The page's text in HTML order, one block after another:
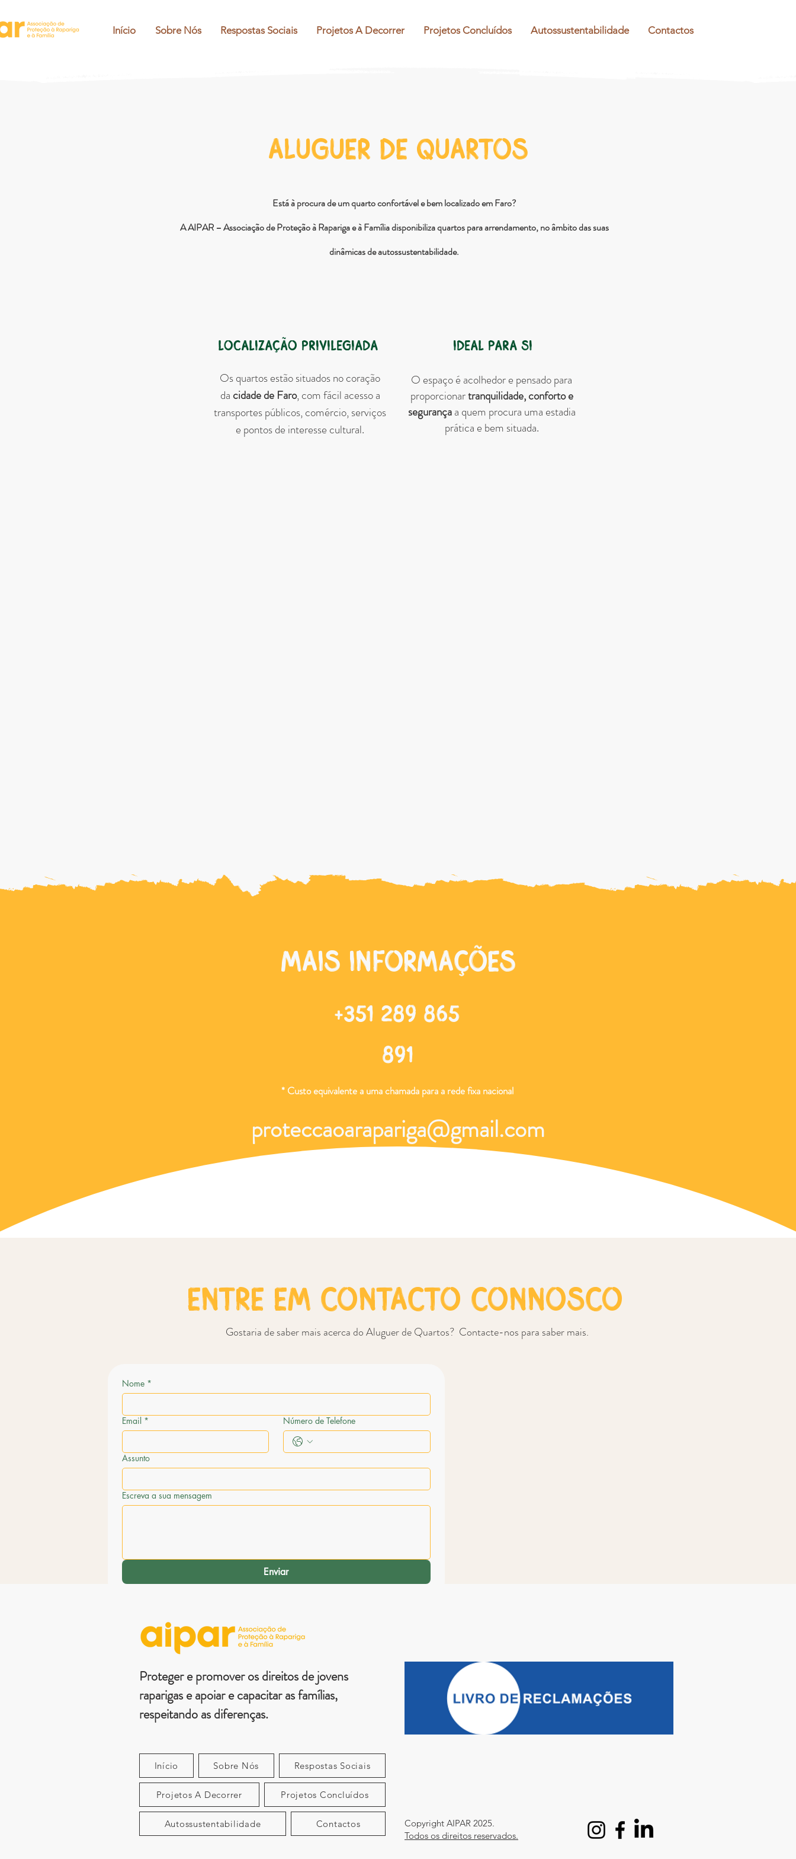
Início Sobre Nós Respostas Sociais Projetos A Decorrer Projetos Concluídos Autossustentabilidade Contactos
ALUGUER DE QUARTOS
Está à procura de um quarto confortável e bem localizado em Faro?
A AIPAR – Associação de Proteção à Rapariga e à Família disponibiliza quartos para arrendamento, no âmbito das suas
dinâmicas de autossustentabilidade.
Localização privilegiada
Os quartos estão situados no coração
da cidade de Faro, com fácil acesso a
transportes públicos, comércio, serviços
e pontos de interesse cultural.
Ideal para si
O espaço é acolhedor e pensado para
proporcionartranquilidade, conforto e
segurançaa quem procura uma estadia
prática e bem situada.
mais informações
+351 289 865
891
* Custo equivalente a uma chamada para a rede fixa nacional
proteccaoarapariga@gmail.com
Nome *
Assunto
Escreva a sua mensagem
Entre em contacto connosco
Gostaria de saber mais acerca do Aluguer de Quartos? Contacte-nos para saber mais.
Nome *
Email * Número de Telefone
Assunto
Escreva a sua mensagem
Enviar
Proteger e promover os direitos de jovens
raparigas e apoiar e capacitar as famílias,
respeitando as diferenças.
Início Sobre Nós Respostas Sociais
Projetos A Decorrer Projetos Concluídos
Autossustentabilidade Contactos
Copyright AIPAR 2025.
Todos os direitos reservados.